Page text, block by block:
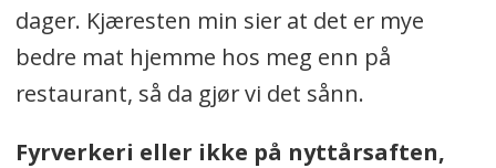
dager. Kjæresten min sier at det er mye
bedre mat hjemme hos meg enn på
restaurant, så da gjør vi det sånn.
Fyrverkeri eller ikke på nyttårsaften,